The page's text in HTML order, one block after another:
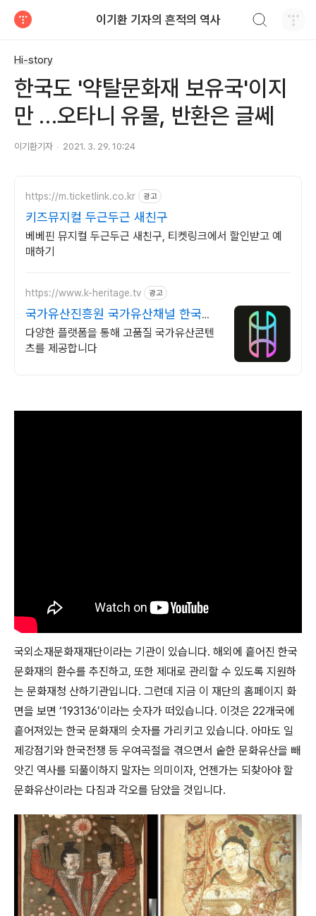
이기환 기자의 흔적의 역사
Hi-story
한국도 '약탈문화재 보유국'이지
만 …오타니 유물, 반환은 글쎄
이기환기자 2021. 3. 29. 10:24
https://m.ticketlink.co.kr 광고
키즈뮤지컬 두근두근 새친구
베베핀 뮤지컬 두근두근 새친구, 티켓링크에서 할인받고 예
매하기
https://www.k-heritage.tv 광고
국가유산진흥원 국가유산채널 한국의
세계유산 영상
다양한 플랫폼을 통해 고품질 국가유산콘텐
츠를 제공합니다
국외소재문화재재단이라는 기관이 있습니다. 해외에 흩어진 한국
문화재의 환수를 추진하고, 또한 제대로 관리할 수 있도록 지원하
는 문화재청 산하기관입니다. 그런데 지금 이 재단의 홈페이지 화
면을 보면 ‘193136’이라는 숫자가 떠있습니다. 이것은 22개국에
흩어져있는 한국 문화재의 숫자를 가리키고 있습니다. 아마도 일
제강점기와 한국전쟁 등 우여곡절을 겪으면서 숱한 문화유산을 빼
앗긴 역사를 되풀이하지 말자는 의미이자, 언젠가는 되찾아야 할
문화유산이라는 다짐과 각오를 담았을 것입니다.